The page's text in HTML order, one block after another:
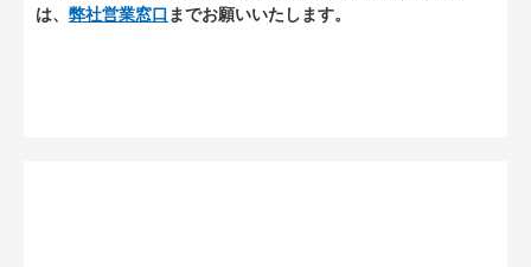
は、 弊社営業窓口 までお願いいたします。